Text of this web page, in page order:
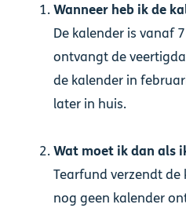
Wanneer heb ik de
De kalender is vanaf
ontvangt de
de kalender in
later in huis.
Wat moet ik dan als
Tearfund verzendt de
nog geen kalender